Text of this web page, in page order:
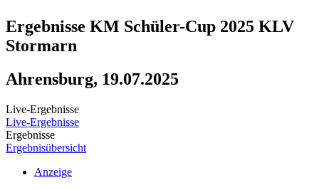
Ergebnisse KM Schüler-Cup 2025 KLV
Stormarn
Ahrensburg, 19.07.2025
Live-Ergebnisse
Live-Ergebnisse
Ergebnisse
Ergebnisübersicht
Anzeige